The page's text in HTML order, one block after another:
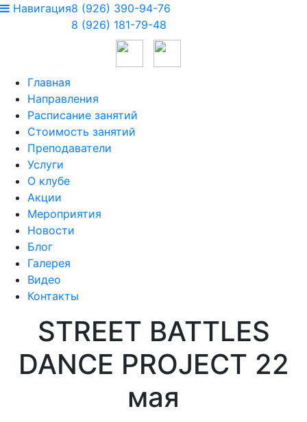
Навигация8 (926) 390-94-76
8 (926) 181-79-48
Главная
Направления
Расписание занятий
Стоимость занятий
Преподаватели
Услуги
О клубе
Акции
Мероприятия
Новости
Блог
Галерея
Видео
Контакты
STREET BATTLES
DANCE PROJECT 22
мая